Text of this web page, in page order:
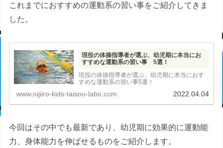
これまでにおすすめの運動系の習い事をご紹介してきま
した。
現役の体操指導者が選ぶ、幼児期に本当にお
すすめな運動系の習い事 5選！
現役の体操指導者が選ぶ、幼児期に本当におす
すめな運動系の習い事5選！
www.nijiiro-kids-taisou-labo.com 2022.04.04
今回はその中でも最新であり、幼児期に効果的に運動能
力、身体能力を伸ばせるものをご紹介します。